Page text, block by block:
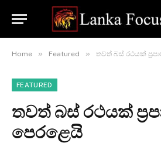
Home » Featured » තවත් බස් රථයක්
FEATURED
තවත් බස් රථයක්
පෙරළෙයි